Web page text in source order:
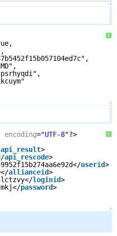
↑
?
↑
?
encoding="UTF-8"?>
api_result>
api_rescode>
userid>
allianceid>
loginid>
password>
↑